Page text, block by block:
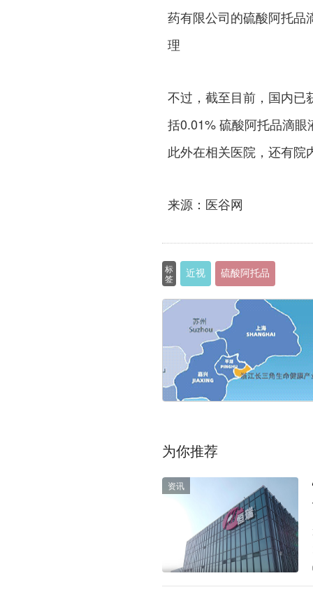
药有限公司的硫酸阿托品
理
不过，截至目前，国内已
括0.01% 硫酸阿托品滴眼
此外在相关医院，还有院
来源：医谷网
标
签
近视 硫酸阿托品
为你推荐
资讯